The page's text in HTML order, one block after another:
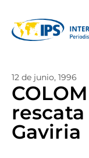
12 de junio, 1996
Gaviria